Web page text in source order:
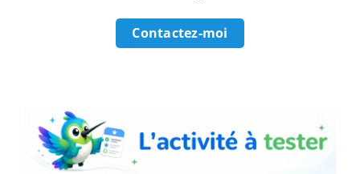
Contactez-moi